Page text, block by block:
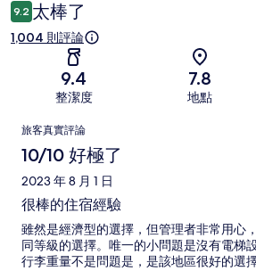
9.2 太棒了
1,004 則評論
9.4
整潔度
7.8
地點
評
論
旅客真實評論
10/10 好極了
2023 年 8 月 1 日
很棒的住宿經驗
雖然是經濟型的選擇，但管理者非常用心
同等級的選擇。唯一的小問題是沒有電梯
行李重量不是問題是，是該地區很好的選